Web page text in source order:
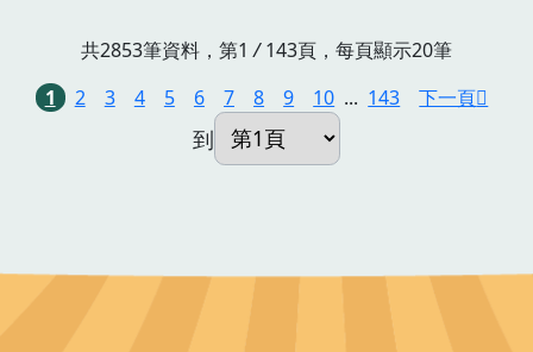
共2853筆資料，第1 /143頁，每頁顯示20筆
1
2 3 4 5 6 7 8 9 10 ... 143 下一頁
到